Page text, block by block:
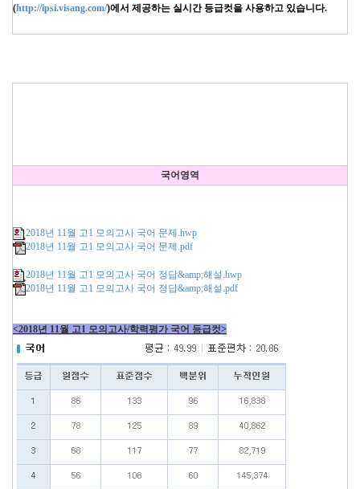
(http://ipsi.visang.com/)에서 제공하는 실시간 등급컷을 사용하고 있습니다.
국어영역
2018년 11월 고1 모의고사 국어 문제.hwp
2018년 11월 고1 모의고사 국어 문제.pdf
2018년 11월 고1 모의고사 국어 정답&amp;해설.hwp
2018년 11월 고1 모의고사 국어 정답&amp;해설.pdf
<2018년 11월 고1 모의고사/학력평가 국어 등급컷>